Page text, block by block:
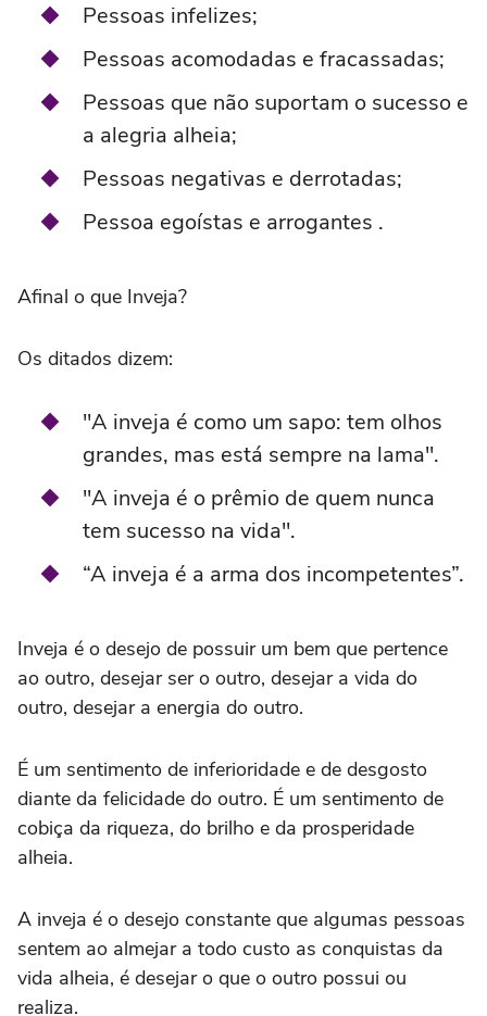
Pessoas infelizes;
Pessoas acomodadas e fracassadas;
Pessoas que não suportam o sucesso e
a alegria alheia;
Pessoas negativas e derrotadas;
Pessoa egoístas e arrogantes .
Afinal o que Inveja?
Os ditados dizem:
"A inveja é como um sapo: tem olhos
grandes, mas está sempre na lama".
"A inveja é o prêmio de quem nunca
tem sucesso na vida".
“A inveja é a arma dos incompetentes”.
Inveja é o desejo de possuir um bem que pertence
ao outro, desejar ser o outro, desejar a vida do
outro, desejar a energia do outro.
É um sentimento de inferioridade e de desgosto
diante da felicidade do outro. É um sentimento de
cobiça da riqueza, do brilho e da prosperidade
alheia.
A inveja é o desejo constante que algumas pessoas
sentem ao almejar a todo custo as conquistas da
vida alheia, é desejar o que o outro possui ou
realiza.